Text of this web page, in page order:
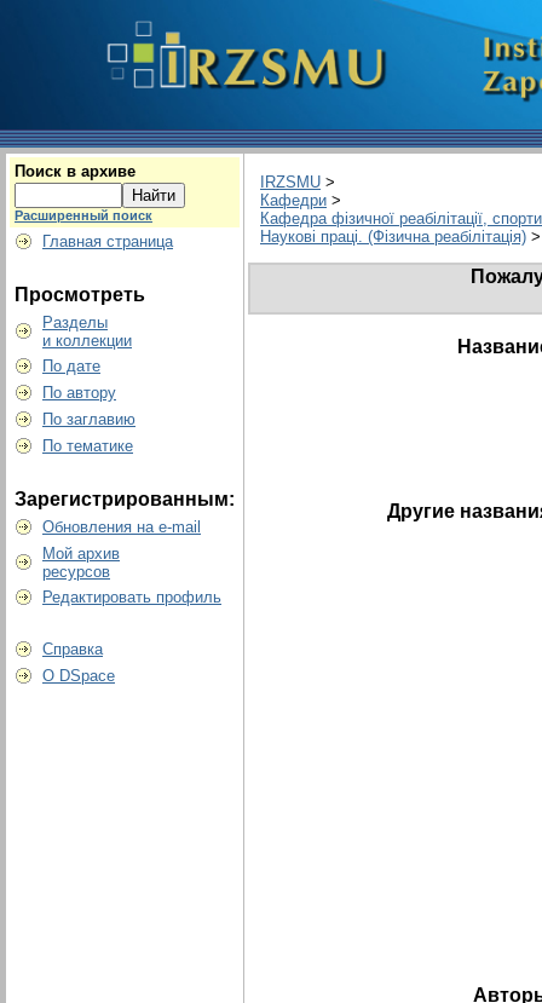
Поиск в архиве
Расширенный поиск
Главная страница
Просмотреть
Разделы
и коллекции
По дате
По автору
По заглавию
По тематике
Зарегистрированным:
Обновления на e-mail
Мой архив
ресурсов
Редактировать профиль
Справка
О DSpace
IRZSMU >
Кафедри >
Кафедра фізичної реабілітації,
Наукові праці. (Фізична реабілітація) >
Другие